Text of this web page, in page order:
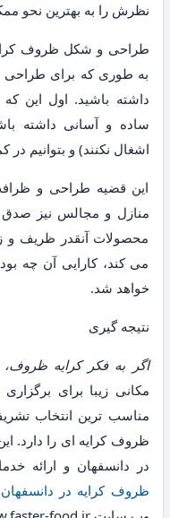
نظرش را به بهترین نحو
طراحی و شکل ظروف کرایه
به طوری که برای طراحی
داشته باشید. اول این
ساده و آسانی داشته
اشغال نکنند) و بتوانیم
این قضیه طراحی و
منازل و مجالس نیز صدق
محصولات آنقدر ظریف و
می کند، کارایی آن چه
خواهد شد.
نتیجه گیری
اگر به فکر کرایه
مکانی زیبا برای
مناسب ترین انتخاب
ظروف کرایه ای را دارد.
در دانسفهان و ارائه
ظروف کرایه در دانسفهان